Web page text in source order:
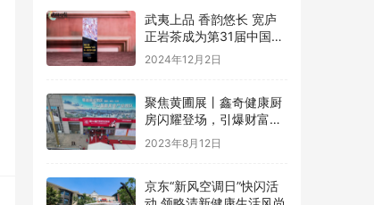
武夷上品 香韵悠长 宽庐
正岩茶成为第31届中国国
际广告节唯一指定茶叶品
2024年12月2日
聚焦黄圃展丨鑫奇健康厨
房闪耀登场，引爆财富盛
宴
2023年8月12日
京东“新风空调日”快闪活